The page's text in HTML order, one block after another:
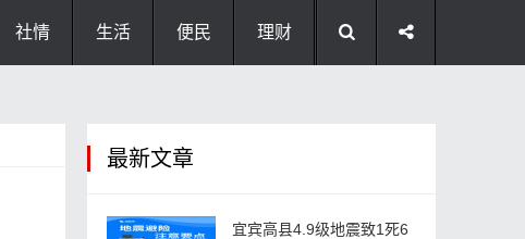
社情 生活 便民 理财
最新文章
宜宾高县4.9级地震致1死6